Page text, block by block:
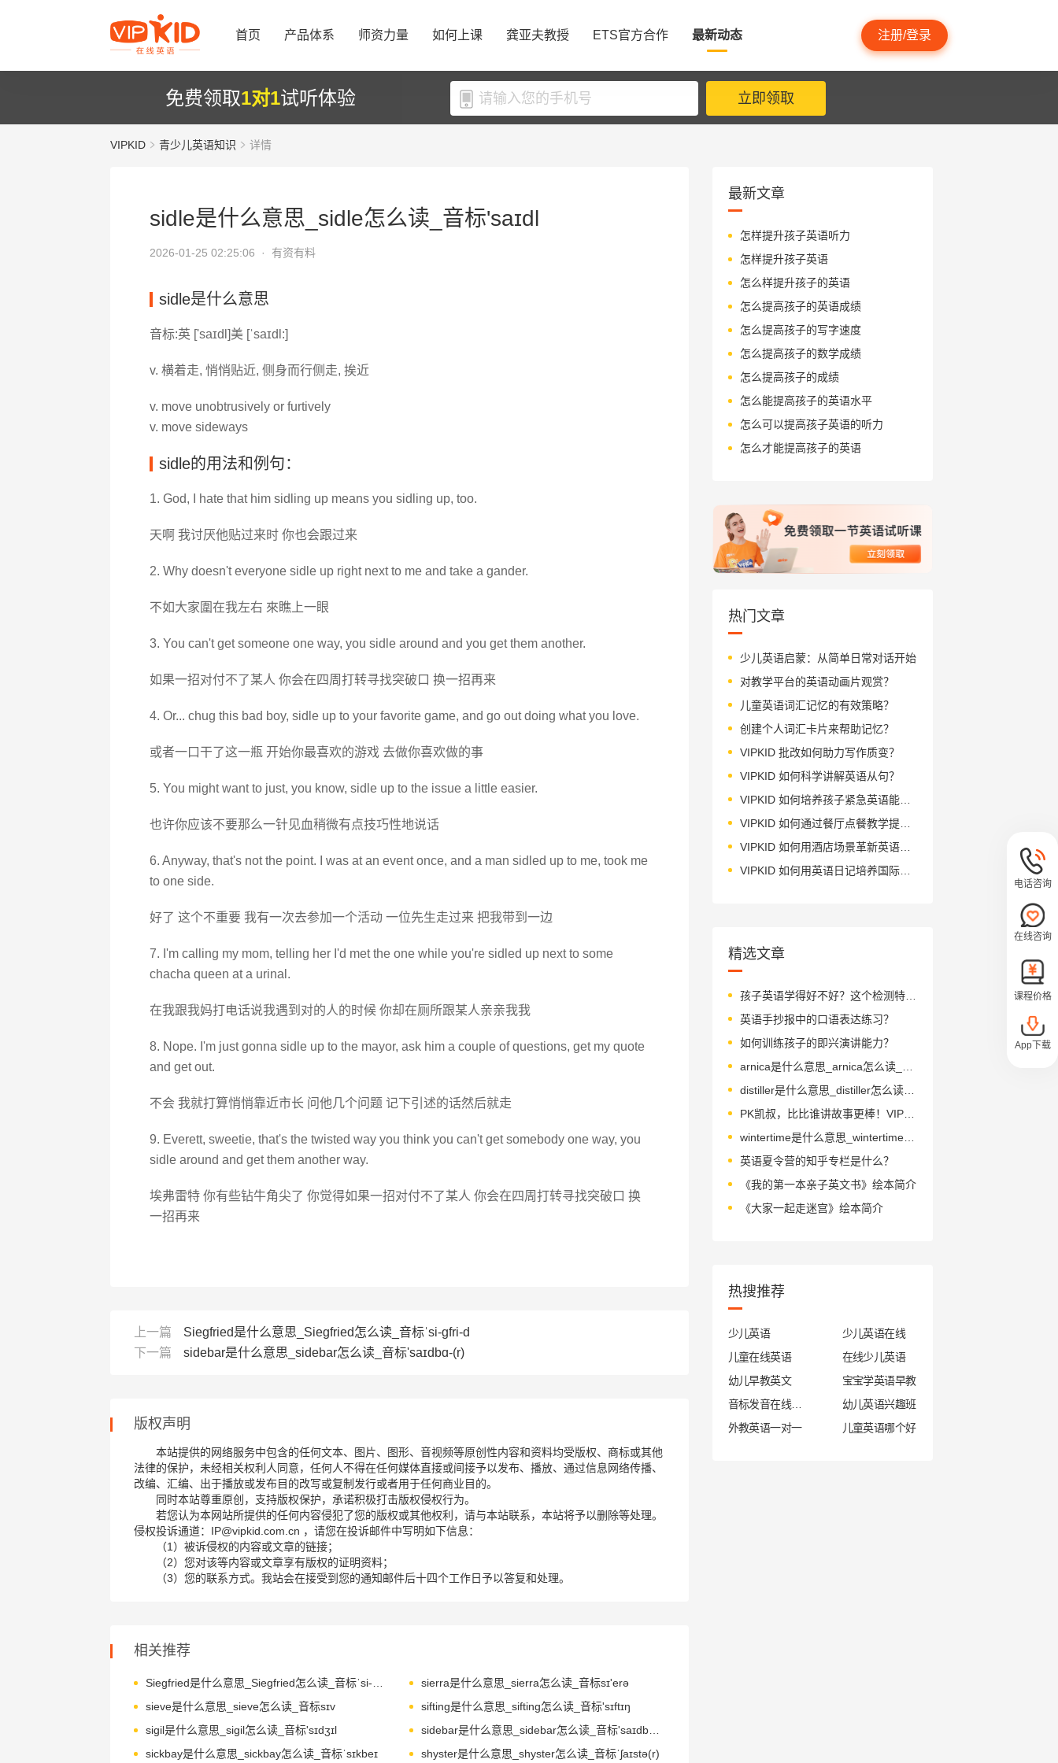
首页 产品体系 师资力量 如何上课 龚亚夫教授 ETS官方合作 最新动态 注册/登录
免费领取1对1试听体验 立即领取
VIPKID 青少儿英语知识 详情
sidle是什么意思_sidle怎么读_音标'saɪdl
2026-01-25 02:25:06 · 有资有料
sidle是什么意思
音标:英 ['saɪdl]美 [ˈsaɪdl:]
v. 横着走, 悄悄贴近, 侧身而行侧走, 挨近
v. move unobtrusively or furtively
v. move sideways
sidle的用法和例句：
1. God, I hate that him sidling up means you sidling up, too.
天啊 我讨厌他贴过来时 你也会跟过来
2. Why doesn't everyone sidle up right next to me and take a gander.
不如大家圍在我左右 來瞧上一眼
3. You can't get someone one way, you sidle around and you get them another.
如果一招对付不了某人 你会在四周打转寻找突破口 换一招再来
4. Or... chug this bad boy, sidle up to your favorite game, and go out doing what you love.
或者一口干了这一瓶 开始你最喜欢的游戏 去做你喜欢做的事
5. You might want to just, you know, sidle up to the issue a little easier.
也许你应该不要那么一针见血稍微有点技巧性地说话
6. Anyway, that's not the point. I was at an event once, and a man sidled up to me, took me
to one side.
好了 这个不重要 我有一次去参加一个活动 一位先生走过来 把我带到一边
7. I'm calling my mom, telling her I'd met the one while you're sidled up next to some
chacha queen at a urinal.
在我跟我妈打电话说我遇到对的人的时候 你却在厕所跟某人亲亲我我
8. Nope. I'm just gonna sidle up to the mayor, ask him a couple of questions, get my quote
and get out.
不会 我就打算悄悄靠近市长 问他几个问题 记下引述的话然后就走
9. Everett, sweetie, that's the twisted way you think you can't get somebody one way, you
sidle around and get them another way.
埃弗雷特 你有些钻牛角尖了 你觉得如果一招对付不了某人 你会在四周打转寻找突破口 换
一招再来
上一篇
Siegfried是什么意思_Siegfried怎么读_音标ˈsi-ɡfri-d
下一篇
sidebar是什么意思_sidebar怎么读_音标'saɪdbɑ-(r)
版权声明
本站提供的网络服务中包含的任何文本、图片、图形、音视频等原创性内容和资料均受版权、商标或其他
法律的保护，未经相关权利人同意，任何人不得在任何媒体直接或间接予以发布、播放、通过信息网络传播、
改编、汇编、出于播放或发布目的改写或复制发行或者用于任何商业目的。
同时本站尊重原创，支持版权保护，承诺积极打击版权侵权行为。
若您认为本网站所提供的任何内容侵犯了您的版权或其他权利，请与本站联系，本站将予以删除等处理。
侵权投诉通道：IP@vipkid.com.cn ，请您在投诉邮件中写明如下信息：
（1）被诉侵权的内容或文章的链接；
（2）您对该等内容或文章享有版权的证明资料；
（3）您的联系方式。我站会在接受到您的通知邮件后十四个工作日予以答复和处理。
相关推荐
sierra是什么意思_sierra怎么读_音标sɪ'erə
sieve是什么意思_sieve怎么读_音标sɪv
sifting是什么意思_sifting怎么读_音标'sɪftɪŋ
sigil是什么意思_sigil怎么读_音标'sɪdʒɪl
sidebar是什么意思_sidebar怎么读_音标'saɪdbɑ-(r)
sickbay是什么意思_sickbay怎么读_音标ˈsɪkbeɪ
shyster是什么意思_shyster怎么读_音标ˈʃaɪstə(r)
最新文章
怎样提升孩子英语听力
怎样提升孩子英语
怎么样提升孩子的英语
怎么提高孩子的英语成绩
怎么提高孩子的写字速度
怎么提高孩子的数学成绩
怎么提高孩子的成绩
怎么能提高孩子的英语水平
怎么可以提高孩子英语的听力
怎么才能提高孩子的英语
热门文章
少儿英语启蒙：从简单日常对话开始
对教学平台的英语动画片观赏？
儿童英语词汇记忆的有效策略？
创建个人词汇卡片来帮助记忆？
VIPKID 批改如何助力写作质变？
VIPKID 如何科学讲解英语从句？
VIPKID 如何培养孩子紧急英语能力？
VIPKID 如何通过餐厅点餐教学提升少儿英语应用能力？
VIPKID 如何用酒店场景革新英语教学？
VIPKID 如何用英语日记培养国际化人才？
精选文章
孩子英语学得好不好？这个检测特别管用！(还赢大奖)
英语手抄报中的口语表达练习？
如何训练孩子的即兴演讲能力？
distiller是什么意思_distiller怎么读_音标dɪˈstɪlə(r)
PK凯叔，比比谁讲故事更棒！VIPKID的孩子们快来吧！
wintertime是什么意思_wintertime怎么读_音标ˈwɪntətaɪm
英语夏令营的知乎专栏是什么？
《我的第一本亲子英文书》绘本简介
《大家一起走迷宫》绘本简介
热搜推荐
少儿英语
少儿英语在线
儿童在线英语
在线少儿英语
幼儿早教英文
宝宝学英语早教
幼儿英语兴趣班
外教英语一对一
儿童英语哪个好
电话咨询
在线咨询
课程价格
App下载